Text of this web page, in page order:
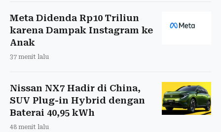
Meta Didenda Rp10 Triliun
karena Dampak Instagram ke
Anak
37 menit lalu
Nissan NX7 Hadir di China,
SUV Plug-in Hybrid dengan
Baterai 40,95 kWh
48 menit lalu